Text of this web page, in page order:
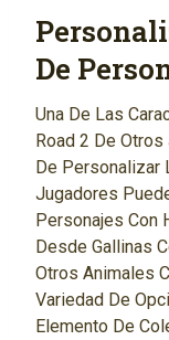
De
Una De Las
Road 2 De
De Personalizar
Jugadores
Personajes Con
Desde Gallinas
Otros Animales
Variedad De
Elemento De